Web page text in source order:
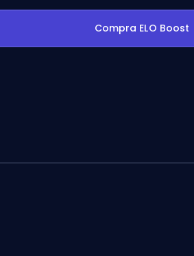
Compra ELO Boost